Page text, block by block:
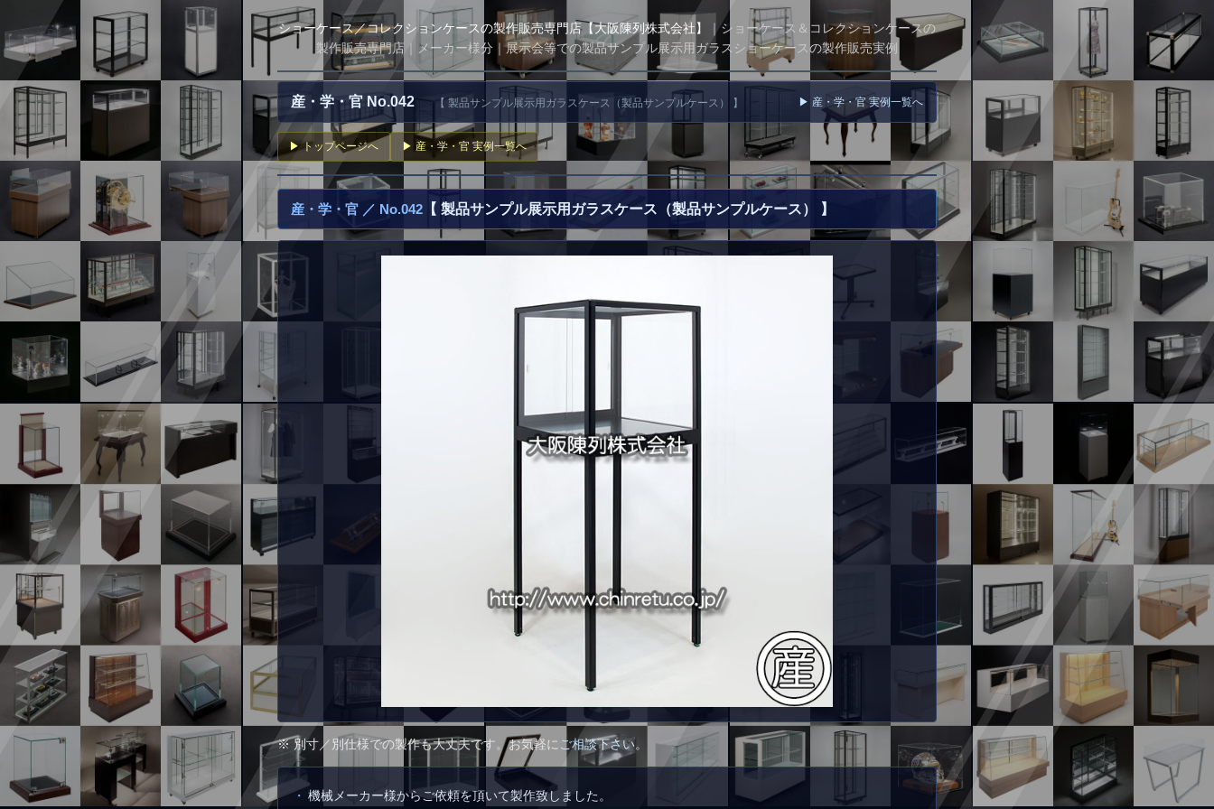
ショーケース／コレクションケースの製作販売専門店【大阪陳列株式会社】
｜ショーケース＆コレクションケースの
製作販売専門店｜メーカー様分｜展示会等での製品サンプル展示用ガラスショーケースの製作販売実例
産・学・官 No.042 【 製品サンプル展示用ガラスケース（製品サンプルケース） 】 ▶ 産・学・官 実例一覧へ
▶ トップページへ ▶ 産・学・官 実例一覧へ
産・学・官 ／ No.042 【 製品サンプル展示用ガラスケース（製品サンプルケース） 】
※ 別寸／別仕様での製作も大丈夫です。お気軽に ご相談下さい。
機械メーカー様からご依頼を頂いて製作致しました。